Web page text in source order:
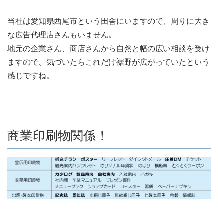
当社は愛知県西尾市という田舎にいますので、周りに大き
な広告代理店さんもいません。
地元の企業さん、商店さんから自然と幅の広い相談を受け
ますので、気づいたらこれだけ裾野が広がっていたという
感じですね。
商業印刷物関係！